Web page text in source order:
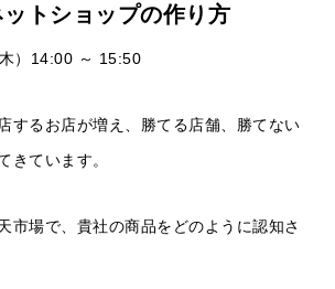
ットショップの作り方
）14:00 ～ 15:50
するお店が増え、勝てる店舗、勝てない
きています。
市場で、貴社の商品をどのように認知さ